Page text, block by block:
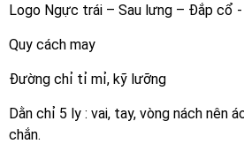
Logo Ngực trái – Sau lưng – Đắp cổ -
Quy cách may
Đường chỉ tỉ mỉ, kỹ lưỡng
Dằn chỉ 5 ly : vai, tay, vòng nách nên
chắn.